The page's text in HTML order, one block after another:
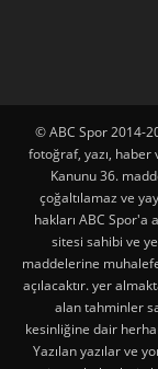
© ABC Spor 2014-
fotoğraf, yazı, haber
Kanunu 36.
çoğaltılamaz ve
hakları ABC Spor'a
sitesi sahibi ve
maddelerine
açılacaktır. yer
alan tahminler
kesinliğine dair
Yazılan yazılar ve